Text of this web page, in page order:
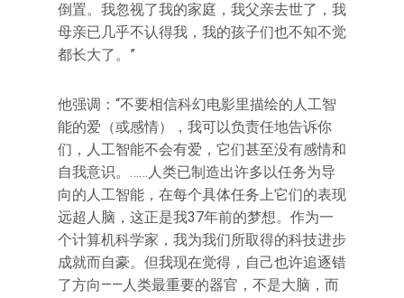
倒置。我忽视了我的家庭，我父亲去世了，我
母亲已几乎不认得我，我的孩子们也不知不觉
都长大了。”
他强调：“不要相信科幻电影里描绘的人工智
能的爱（或感情），我可以负责任地告诉你
们，人工智能不会有爱，它们甚至没有感情和
自我意识。……人类已制造出许多以任务为导
向的人工智能，在每个具体任务上它们的表现
远超人脑，这正是我37年前的梦想。作为一
个计算机科学家，我为我们所取得的科技进步
成就而自豪。但我现在觉得，自己也许追逐错
了方向——人类最重要的器官，不是大脑，而